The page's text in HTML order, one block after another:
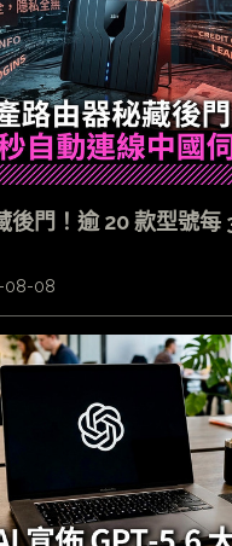
後門！逾 20 款型號每
08-08